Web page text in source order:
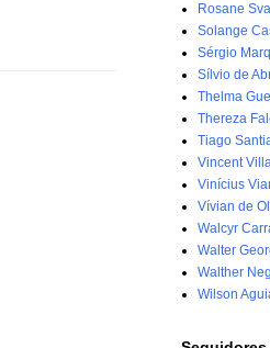
Rosane
Solange
Sérgio
Sílvio de
Thelma
Thereza
Tiago
Vincent
Vinícius
Vívian de
Walcyr
Walter
Walther
Wilson